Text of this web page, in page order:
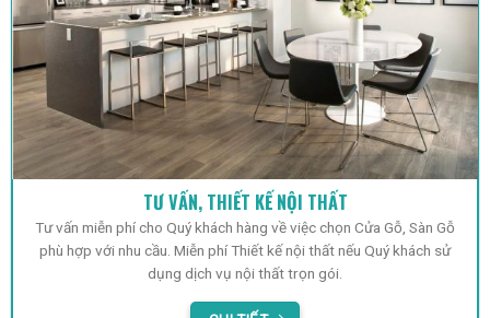
TƯ VẤN, THIẾT KẾ NỘI THẤT
Tư vấn miễn phí cho Quý khách hàng về việc chọn Cửa Gỗ, Sàn Gỗ
phù hợp với nhu cầu. Miễn phí Thiết kế nội thất nếu Quý khách sử
dụng dịch vụ nội thất trọn gói.
CHI TIẾT